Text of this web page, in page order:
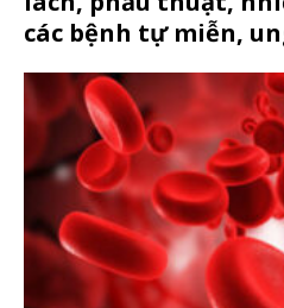
các bệnh tự miễn,